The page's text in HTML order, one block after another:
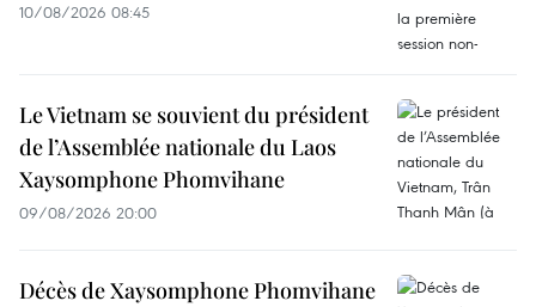
10/08/2026 08:45
Le Vietnam se souvient du président
de l’Assemblée nationale du Laos
Xaysomphone Phomvihane
09/08/2026 20:00
Décès de Xaysomphone Phomvihane